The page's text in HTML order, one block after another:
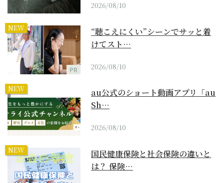
2026/08/10
NEW
PR
“聴こえにくい”シーンでサッと着
けてスト…
2026/08/10
NEW
au公式のショート動画アプリ「au
Sh…
2026/08/10
NEW
国民健康保険と社会保険の違いと
は？ 保険…